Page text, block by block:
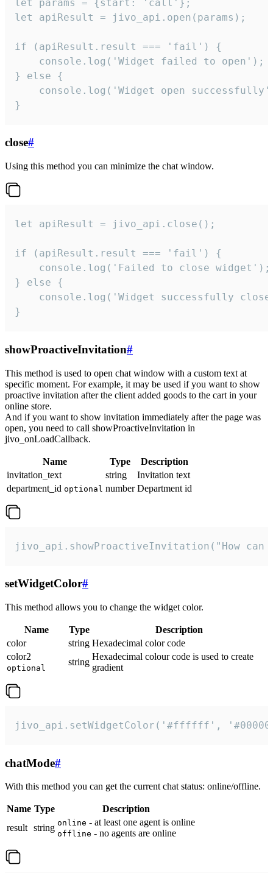
let params = {start: 'call'};
let apiResult = jivo_api.open(params);
if (apiResult.result === 'fail') {
    console.log('Widget failed to open');
} else {
console.log('Widget open
}
close#
Using this method you can minimize the chat window.
let apiResult = jivo_api.close();
if (apiResult.result === 'fail') {
    console.log('Failed to close widget');
} else {
console.log('Widget successfully
}
showProactiveInvitation#
This method is used to open chat window with a custom text at
specific moment. For example, it may be used if you want to show
proactive invitation after the client added goods to the cart in your
online store.
And if you want to show invitation immediately after the page was
open, you need to call showProactiveInvitation in
jivo_onLoadCallback.
Name Type
Description
invitation_text
string
Invitation text
department_id optional number Department id
jivo_api.showProactiveInvitation("How
setWidgetColor#
This method allows you to change the widget color.
Name Type
Description
color
string Hexadecimal color code
color2
optional
string
Hexadecimal colour code is used to create
gradient
jivo_api.setWidgetColor('#ffffff',
chatMode#
With this method you can get the current chat status: online/offline.
Name Type
Description
result string online - at least one agent is online
offline - no agents are online